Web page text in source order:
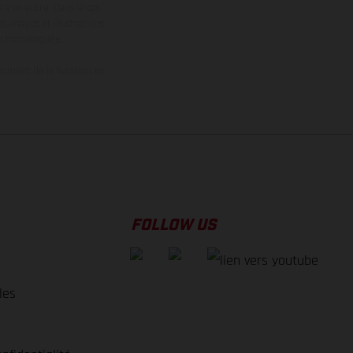
FOLLOW US